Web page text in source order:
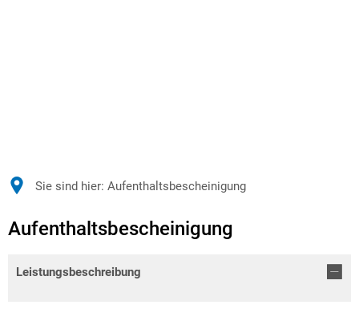
Sie sind hier: Aufenthaltsbescheinigung
Aufenthaltsbescheinigung
Leistungsbeschreibung